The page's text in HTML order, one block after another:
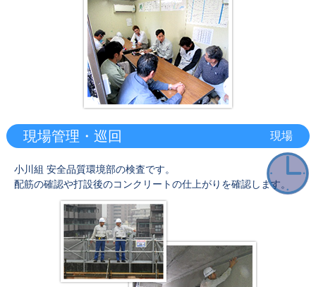
現場管理・巡回 現場
小川組 安全品質環境部の検査です。
配筋の確認や打設後のコンクリートの仕上がりを確認します。